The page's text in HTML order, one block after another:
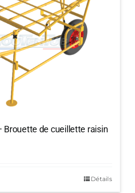
Brouette de cueillette raisin
Détails